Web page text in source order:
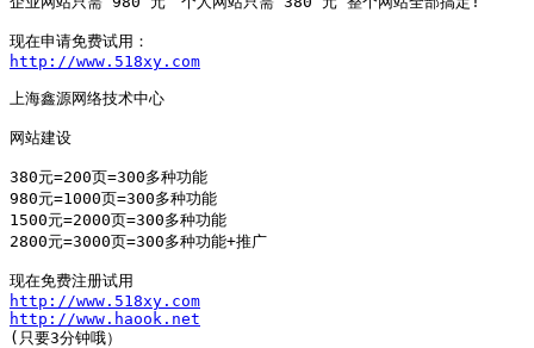
http://www.518xy.com
上海鑫源网络技术中心
网站建设
380元=200页=300多种功能
980元=1000页=300多种功能
1500元=2000页=300多种功能
2800元=3000页=300多种功能+推广
http://www.518xy.com
http://www.haook.net
(只要3分钟哦）